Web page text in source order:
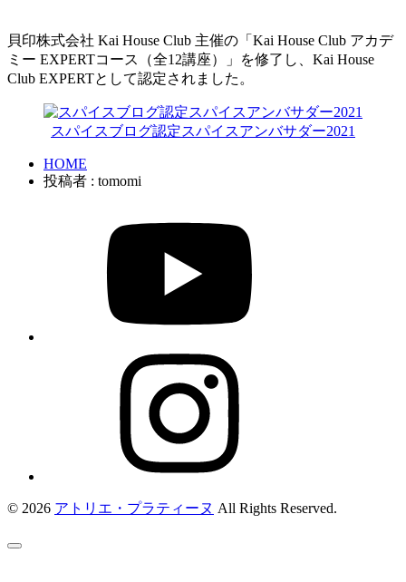
貝印株式会社 Kai House Club 主催の「Kai House Club アカデ
ミー EXPERTコース（全12講座）」を修了し、Kai House
Club EXPERTとして認定されました。
スパイスブログ認定スパイスアンバサダー2021
HOME
投稿者 : tomomi
© 2026 アトリエ・プラティーヌ All Rights Reserved.